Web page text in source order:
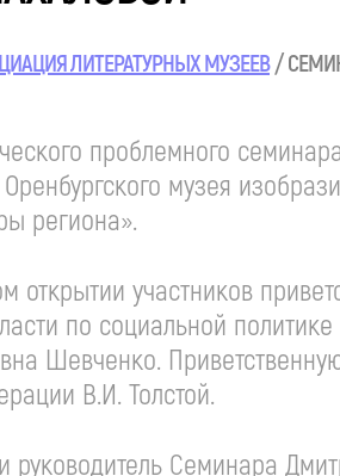
ЛИТЕРАТУРНЫХ МУЗЕЕВ
проблемного
музея
региона».
открытии участников
по социальной
Шевченко.
В.И. Толстой.
руководитель Семинара